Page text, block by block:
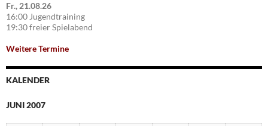
Fr., 21.08.26
16:00 Jugendtraining
19:30 freier Spielabend
Weitere Termine
KALENDER
JUNI 2007